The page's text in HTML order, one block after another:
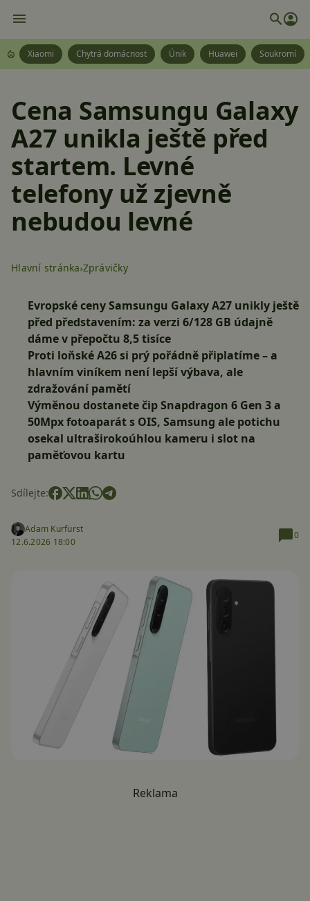
Xiaomi Chytrá domácnost Únik Huawei Soukromí
Cena Samsungu Galaxy
A27 unikla ještě před
startem. Levné
telefony už zjevně
nebudou levné
Hlavní stránka Zprávičky
Evropské ceny Samsungu Galaxy A27 unikly ještě
před představením: za verzi 6/128 GB údajně
dáme v přepočtu 8,5 tisíce
Proti loňské A26 si prý pořádně připlatíme – a
hlavním viníkem není lepší výbava, ale
zdražování pamětí
Výměnou dostanete čip Snapdragon 6 Gen 3 a
50Mpx fotoaparát s OIS, Samsung ale potichu
osekal ultraširokoúhlou kameru i slot na
paměťovou kartu
Sdílejte:
Adam Kurfürst
12.6.2026 18:00
0
Reklama